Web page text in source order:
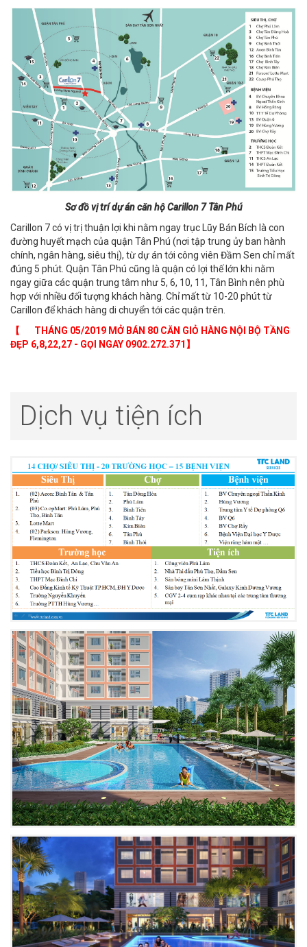
Sơ đồ vị trí dự án căn hộ Carillon 7 Tân Phú
Carillon 7 có vị trị thuận lợi khi nằm ngay trục Lũy Bán Bích là con
đường huyết mạch của quận Tân Phú (nơi tập trung ủy ban hành
chính, ngân hàng, siêu thị), từ dự án tới công viên Đầm Sen chỉ mất
đúng 5 phút. Quận Tân Phú cũng là quận có lợi thế lớn khi nằm
ngay giữa các quận trung tâm như 5, 6, 10, 11, Tân Bình nên phù
hợp với nhiều đối tượng khách hàng. Chỉ mất từ 10-20 phút từ
Carillon để khách hàng di chuyển tới các quận trên.
【
​THÁNG 05/2019 MỞ BÁN 80 CĂN GIỎ HÀNG NỘI BỘ TẦNG
ĐẸP 6,8,22,27 - GỌI NGAY 0902.272.371】
Dịch vụ tiện ích